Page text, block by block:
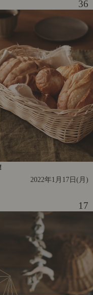
36
2022年1月17日(月)
17